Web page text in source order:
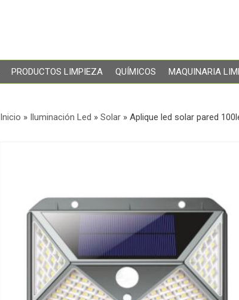
PRODUCTOS LIMPIEZA QUÍMICOS MAQUINARIA
Inicio » Iluminación Led » Solar» Aplique led solar pared